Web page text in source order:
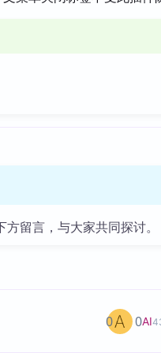
留言，与大家共同探讨。
AI
0 0